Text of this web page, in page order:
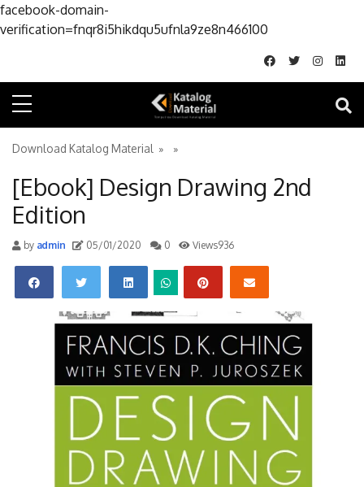
facebook-domain-
verification=fnqr8i5hikdqu5ufnla9ze8n466100
Download Katalog Material » »
[Ebook] Design Drawing 2nd
Edition
byadmin 05/01/2020 0 Views936